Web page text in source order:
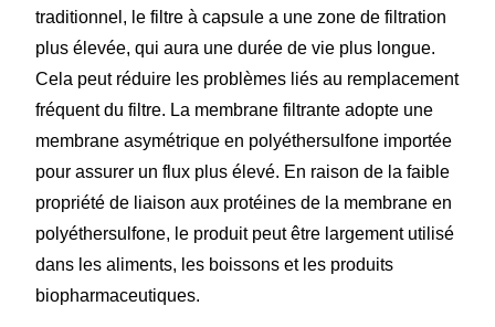
traditionnel, le filtre à capsule a une zone de filtration
plus élevée, qui aura une durée de vie plus longue.
Cela peut réduire les problèmes liés au remplacement
fréquent du filtre. La membrane filtrante adopte une
membrane asymétrique en polyéthersulfone importée
pour assurer un flux plus élevé. En raison de la faible
propriété de liaison aux protéines de la membrane en
polyéthersulfone, le produit peut être largement utilisé
dans les aliments, les boissons et les produits
biopharmaceutiques.